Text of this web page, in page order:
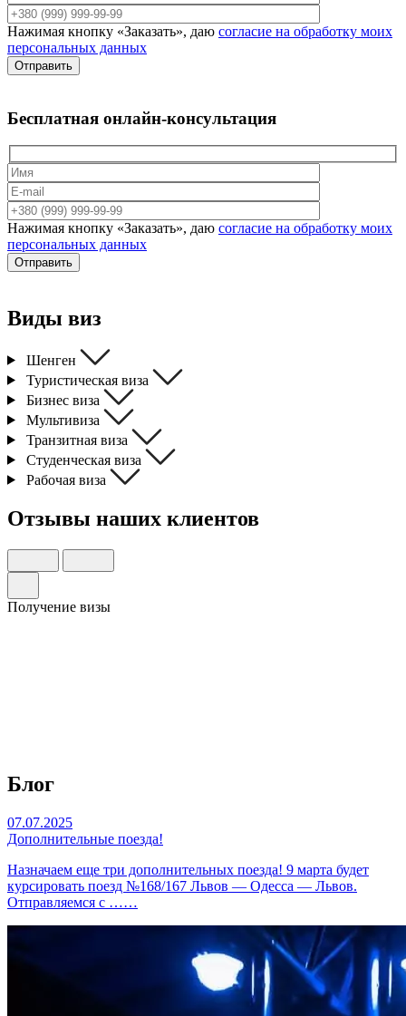
Нажимая кнопку «Заказать», даю согласие на обработку моих
персональных данных
Отправить
Бесплатная онлайн-консультация
Нажимая кнопку «Заказать», даю согласие на обработку моих
персональных данных
Отправить
Виды виз
Шенген
Туристическая виза
Бизнес виза
Мультивиза
Транзитная виза
Студенческая виза
Рабочая виза
Отзывы наших клиентов
Получение визы
Блог
07.07.2025
Дополнительные поезда!
Назначаем еще три дополнительных поезда! 9 марта будет
курсировать поезд №168/167 Львов — Одесса — Львов.
Отправляемся с ……